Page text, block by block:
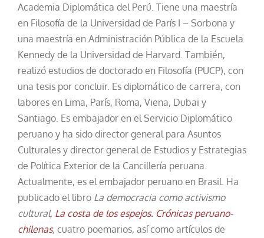
Academia Diplomática del Perú. Tiene una maestría
en Filosofía de la Universidad de París I – Sorbona y
una maestría en Administración Pública de la Escuela
Kennedy de la Universidad de Harvard. También,
realizó estudios de doctorado en Filosofía (PUCP), con
una tesis por concluir. Es diplomático de carrera, con
labores en Lima, París, Roma, Viena, Dubai y
Santiago. Es embajador en el Servicio Diplomático
peruano y ha sido director general para Asuntos
Culturales y director general de Estudios y Estrategias
de Política Exterior de la Cancillería peruana.
Actualmente, es el embajador peruano en Brasil. Ha
publicado el libro La democracia como activismo
cultural, La costa de los espejos. Crónicas peruano-
chilenas, cuatro poemarios, así como artículos de